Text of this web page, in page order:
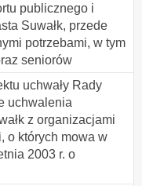
publicznego i
Suwałk, przede
potrzebami, w tym
seniorów
uchwały Rady
uchwalenia
z organizacjami
o których mowa w
2003 r. o